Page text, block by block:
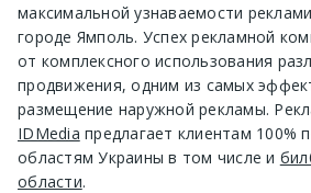
максимальной узнаваемости
городе Ямполь. Успех рекламной
от комплексного использования
продвижения, одним из самых
размещение наружной рекламы.
IDMedia предлагает клиентам 100%
областям Украины в том числе и
области.